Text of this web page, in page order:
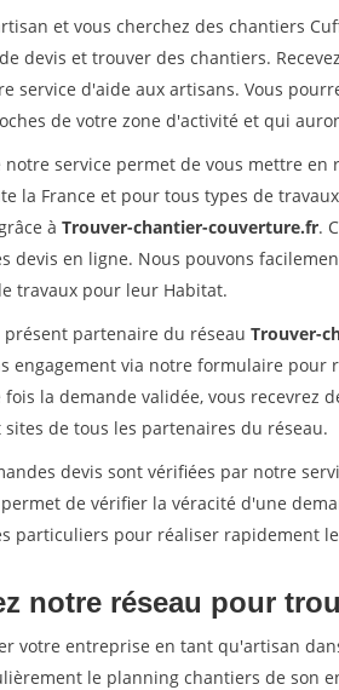
et vous cherchez des chantiers
devis et trouver des chantiers.
service d'aide aux artisans. Vous
de votre zone d'activité et qui
service permet de vous mettre
la France et pour tous types de
à Trouver-chantier-couverture.fr.
devis en ligne. Nous pouvons
travaux pour leur Habitat.
présent partenaire du réseau Trouver-
engagement via notre formulaire pour
la demande validée, vous recevrez
de tous les partenaires du réseau.
devis sont vérifiées par notre
de vérifier la véracité d'une
particuliers pour réaliser rapidement
notre réseau pour
votre entreprise en tant qu'artisan
le planning chantiers de son